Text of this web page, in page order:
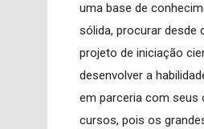
uma base de
sólida, procurar desde
projeto de iniciação
desenvolver a
em parceria com seus
cursos, pois os